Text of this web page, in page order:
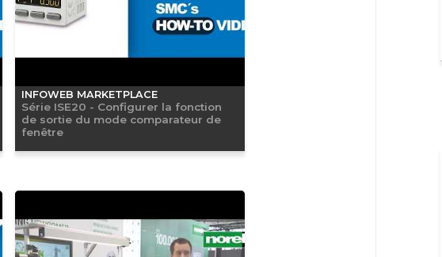
INFOWEB MARKETPLACE
Série ISE20 - Configurer la fonction
de sortie du mode comparateur de
fenêtre